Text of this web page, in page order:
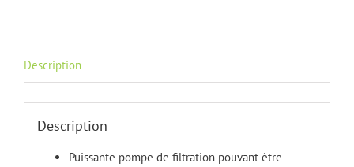
Description
Description
Puissante pompe de filtration pouvant être